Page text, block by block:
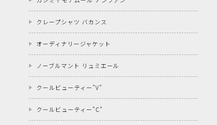
クレープシャツ バカンス
オーディナリージャケット
ノーブルマント リュミエール
クールビューティー"V"
クールビューティー"C"